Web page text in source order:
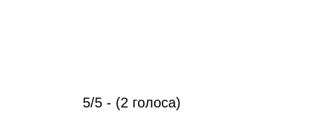
5/5 - (2 голоса)